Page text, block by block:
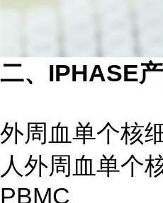
二、IPHASE
外周血单个核
人外周血单个
PBMC